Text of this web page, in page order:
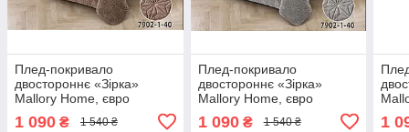
Плед-покривало
двостороннє «Зірка»
Mallory Home, євро
200×230 см, штучне хутро,
м’яке та тепле
1 090 ₴ 1 540 ₴
Плед-покривало
двостороннє «Зірка»
Mallory Home, євро
200×230 см, штучне хутро,
м’яке та тепле
1 090₴ 1 540 ₴ 1